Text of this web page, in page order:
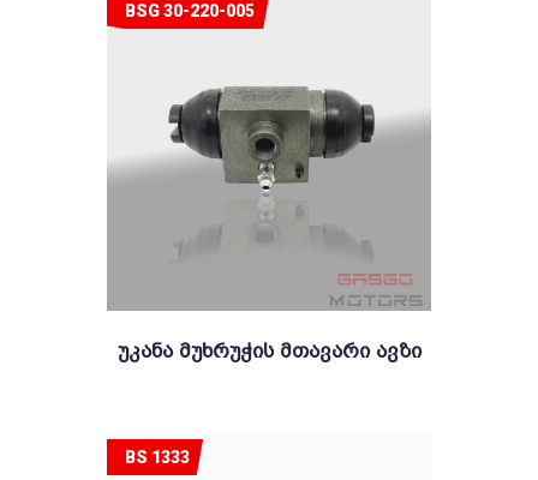
Უკანა Მუხრუჭის Მთავარი Ავზი
BSG 30-220-005
BS 1333